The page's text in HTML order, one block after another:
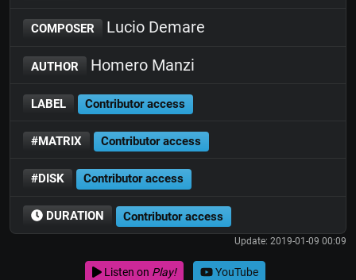
COMPOSER Lucio Demare
AUTHOR Homero Manzi
LABEL Contributor access
#MATRIX Contributor access
#DISK Contributor access
DURATION Contributor access
Update: 2019-01-09 00:09
Listen on Play! YouTube